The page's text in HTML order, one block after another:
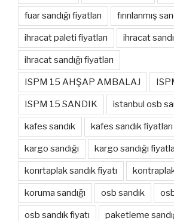
fuar sandığı fiyatları fırınlanmış
ihracat paleti fiyatları ihracat
ihracat sandığı fiyatları
ISPM 15 AHŞAP AMBALAJ
ISPM 15 SANDIK istanbul osb
kafes sandık kafes sandık fiyatları
kargo sandığı kargo sandığı
konrtaplak sandık fiyatı
koruma sandığı osb sandık
osb sandık fiyatı paketleme